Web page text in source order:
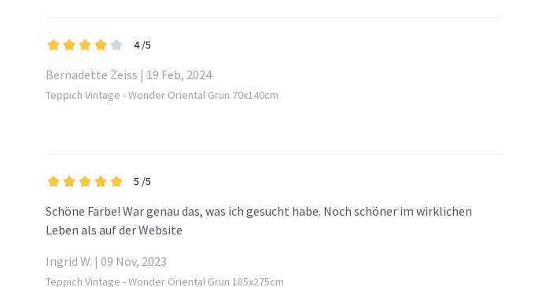
4 /5
Bernadette Zeiss | 19 Feb, 2024
Teppich Vintage - Wonder Oriental Grün 70x140cm
5 /5
Schöne Farbe! War genau das, was ich gesucht habe. Noch schöner im wirklichen
Leben als auf der Website
Ingrid W. | 09 Nov, 2023
Teppich Vintage - Wonder Oriental Grün 185x275cm